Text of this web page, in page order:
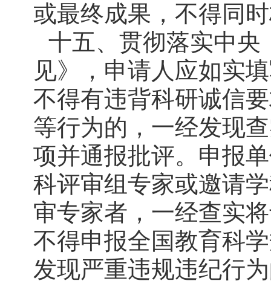
或最终成果，不得同
十五、贯彻落实中央
见》，申请人应如实
不得有违背科研诚信
等行为的，一经发现
项并通报批评。申报
科评审组专家或邀请
审专家者，一经查实
不得申报全国教育科
发现严重违规违纪行